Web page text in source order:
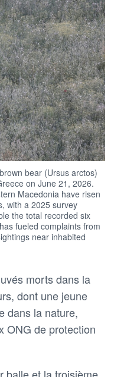
bear (Ursus arctos)
on June 21, 2026.
Macedonia have risen
with a 2025 survey
the total recorded six
fueled complaints from
near inhabited
morts dans la
dont une jeune
dans la nature,
ONG de protection